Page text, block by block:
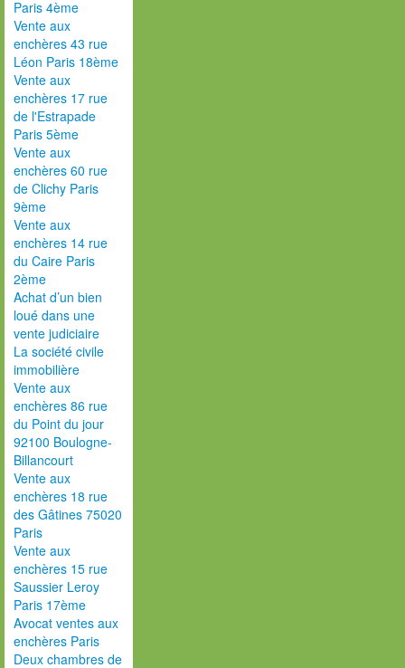
Paris 4ème
Vente aux
enchères 43 rue
Léon Paris 18ème
Vente aux
enchères 17 rue
de l'Estrapade
Paris 5ème
Vente aux
enchères 60 rue
de Clichy Paris
9ème
Vente aux
enchères 14 rue
du Caire Paris
2ème
Achat d’un bien
loué dans une
vente judiciaire
La société civile
immobilière
Vente aux
enchères 86 rue
du Point du jour
92100 Boulogne-
Billancourt
Vente aux
enchères 18 rue
des Gâtines 75020
Paris
Vente aux
enchères 15 rue
Saussier Leroy
Paris 17ème
Avocat ventes aux
enchères Paris
Deux chambres de